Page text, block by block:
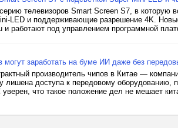
телевизоров Smart Screen S7, в
LED и поддерживающие разрешение 4K.
и работают под управлением программной
могут заработать на буме ИИ даже без
производитель чипов в Китае —
лишена доступа к передовому оборудованию,
что такое положение дел не мешает